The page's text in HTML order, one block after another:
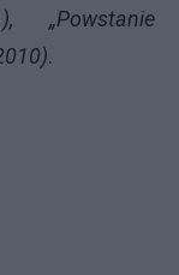
„Powstanie
.